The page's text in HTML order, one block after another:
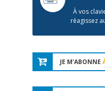
À vos
réagissez
JE M'ABONNE